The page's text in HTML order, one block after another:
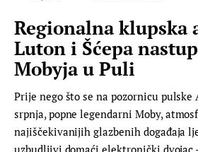
Regionalna klupska
Luton i Šćepa
Mobyja u Puli
Prije nego što se na pozornicu pulske
srpnja, popne legendarni Moby,
najiščekivanijih glazbenih događaja
uzbudljivi domaći elektronički dvojac